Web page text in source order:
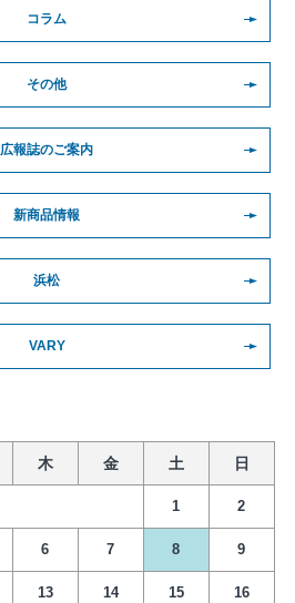
コラム
その他
広報誌のご案内
新商品情報
浜松
VARY
木 金 土 日
1 2
6 7 8 9
13 14 15 16